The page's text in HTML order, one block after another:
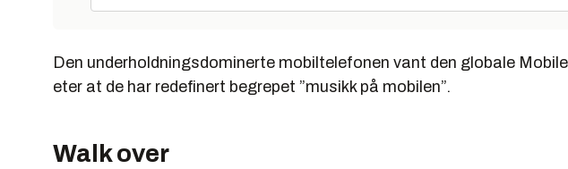
Den underholdningsdominerte mobiltelefonen vant den globale
eter at de har redefinert begrepet ”musikk på mobilen”.
Walk over